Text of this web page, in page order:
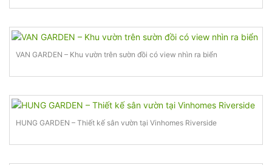
VAN GARDEN – Khu vườn trên sườn đồi có view nhìn ra biển
HUNG GARDEN – Thiết kế sân vườn tại Vinhomes Riverside